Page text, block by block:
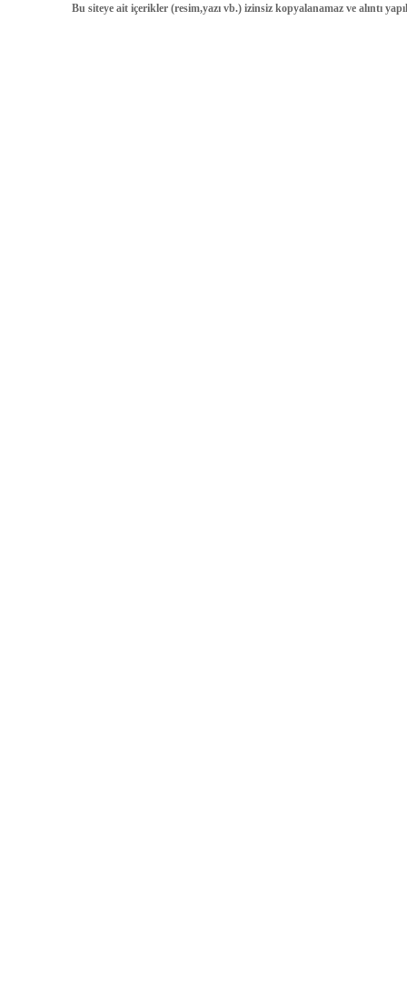
Bu siteye ait içerikler (resim,yazı vb.) izinsiz kopyalanamaz ve alıntı